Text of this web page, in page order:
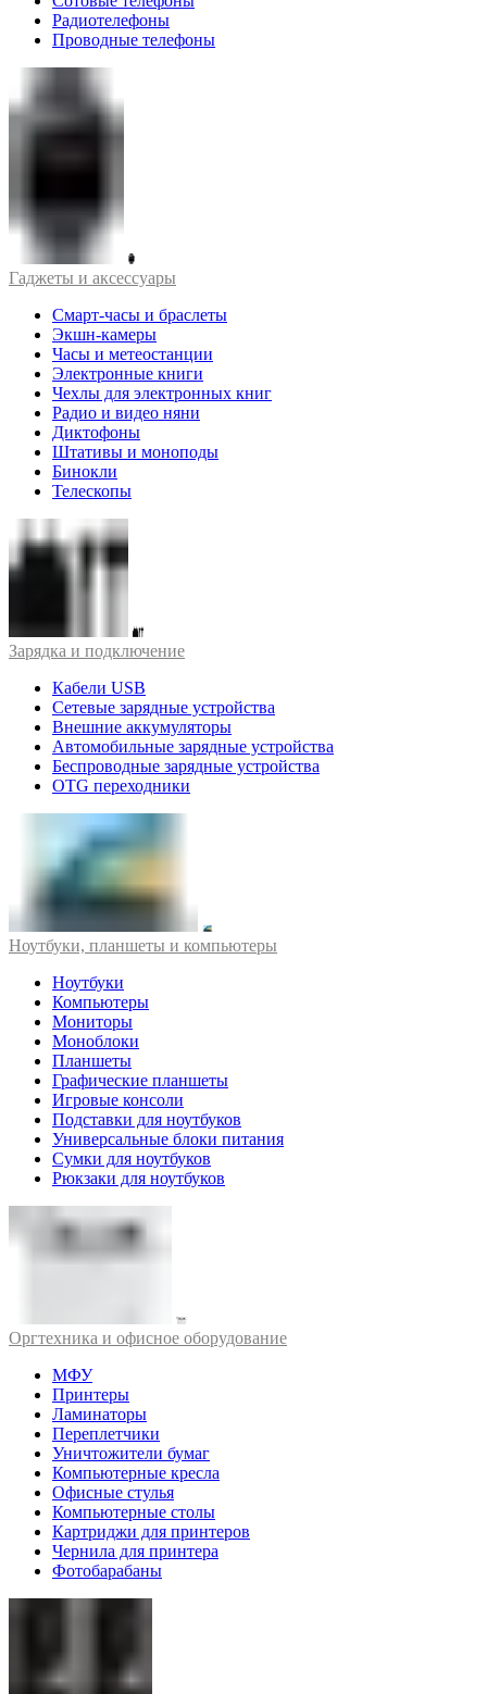
Радиотелефоны
Проводные телефоны
Гаджеты и аксессуары
Смарт-часы и браслеты
Экшн-камеры
Часы и метеостанции
Электронные книги
Чехлы для электронных книг
Радио и видео няни
Диктофоны
Штативы и моноподы
Бинокли
Телескопы
Зарядка и подключение
Кабели USB
Сетевые зарядные устройства
Внешние аккумуляторы
Автомобильные зарядные устройства
Беспроводные зарядные устройства
OTG переходники
Ноутбуки, планшеты и компьютеры
Ноутбуки
Компьютеры
Мониторы
Моноблоки
Планшеты
Графические планшеты
Игровые консоли
Подставки для ноутбуков
Универсальные блоки питания
Сумки для ноутбуков
Рюкзаки для ноутбуков
Оргтехника и офисное оборудование
МФУ
Принтеры
Ламинаторы
Переплетчики
Уничтожители бумаг
Компьютерные кресла
Офисные стулья
Компьютерные столы
Картриджи для принтеров
Чернила для принтера
Фотобарабаны